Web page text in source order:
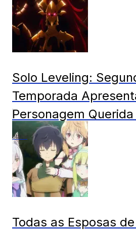
Solo Leveling:
Temporada
Personagem
otaku
Todas as Esposas